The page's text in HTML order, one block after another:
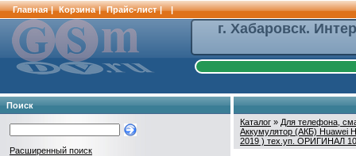
Главная | Корзина | Прайс-лист | |
г. Хабаровск.
Поиск
Расширенный поиск
Каталог » Для телефона,
Аккумулятор (АКБ) Huawei
2019 ) тех.уп. ОРИГИНАЛ